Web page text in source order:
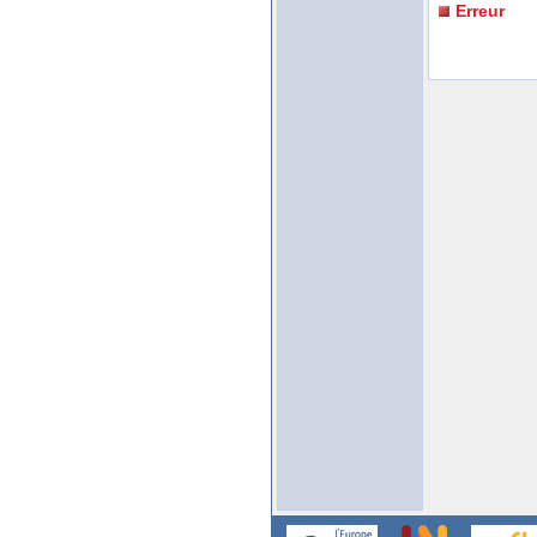
Erreur